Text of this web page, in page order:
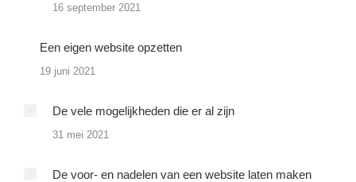
16 september 2021
Een eigen website opzetten
19 juni 2021
De vele mogelijkheden die er al zijn
31 mei 2021
De voor- en nadelen van een website laten maken